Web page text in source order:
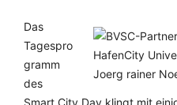
Das
Tagespro
gramm
des